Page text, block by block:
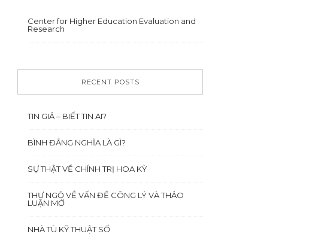
Center for Higher Education Evaluation and
Research
RECENT POSTS
TIN GIẢ – BIẾT TIN AI?
BÌNH ĐẲNG NGHĨA LÀ GÌ?
SỰ THẬT VỀ CHÍNH TRỊ HOA KỲ
THƯ NGỎ VỀ VẤN ĐỀ CÔNG LÝ VÀ THẢO
LUẬN MỞ
NHÀ TÙ KỸ THUẬT SỐ